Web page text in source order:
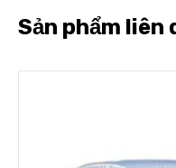
Sản phẩm liên